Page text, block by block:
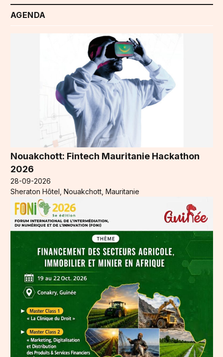
AGENDA
Nouakchott: Fintech Mauritanie Hackathon
2026
28-09-2026
Sheraton Hôtel, Nouakchott, Mauritanie